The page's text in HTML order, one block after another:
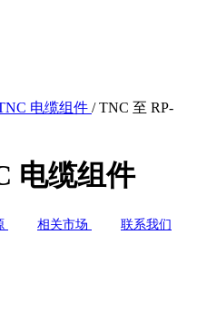
电缆组件 / TNC 至 RP-
电缆组件
相关市场 联系我们